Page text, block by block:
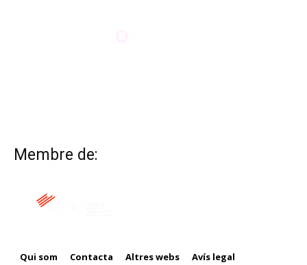
Membre de:
Qui som Contacta Altres webs Avís legal